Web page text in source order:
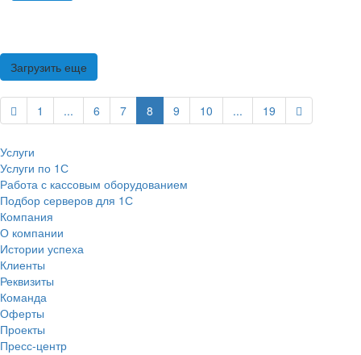
Загрузить еще
1 ... 6 7 8 9 10 ... 19
Услуги
Услуги по 1С
Работа с кассовым оборудованием
Подбор серверов для 1С
Компания
О компании
Истории успеха
Клиенты
Реквизиты
Команда
Оферты
Проекты
Пресс-центр